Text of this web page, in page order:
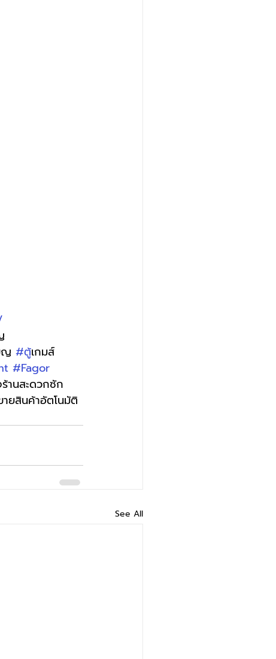
ญ #ตู้เกมส์
#Fagor
านสะดวกซัก
ายสินค้าอัตโนมัติ
See All